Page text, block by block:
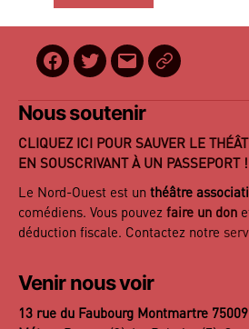
Facebook
Twitter
E-
mail
BilletReduc
Nous soutenir
CLIQUEZ ICI POUR SAUVER LE
EN SOUSCRIVANT À UN PASSEPORT !
Le Nord-Ouest est un théâtre
comédiens. Vous pouvez faire un don
déduction fiscale. Contactez notre
Venir nous voir
13 rue du Faubourg Montmartre